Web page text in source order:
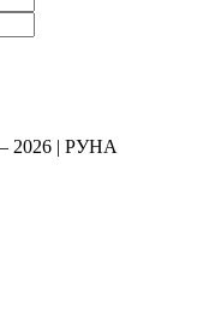
2026 | РУНА